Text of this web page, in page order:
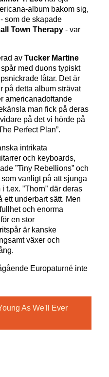
album bakom sig,
som de skapade
Town Therapy - var
av Tucker Martine
med duons typiskt
låtar. Det är
på detta album strävat
americanadoftande
man fick på deras
på det vi hörde på
Perfect Plan”.
intrikata
och keyboards,
”Tiny Rebellions” och
vanligt på att sjunga
t.ex. ”Thorn” där deras
underbart sätt. Men
och enorma
en stor
är kanske
växer och
Europaturné inte
As We'll Ever